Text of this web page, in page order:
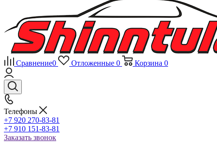
Сравнение0 Отложенные 0 Корзина 0
Телефоны
+7 920 270-83-81
+7 910 151-83-81
Заказать звонок